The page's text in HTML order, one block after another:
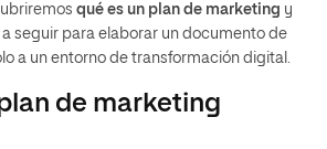
qué es un plan de marketing y
seguir para elaborar un documento de
a un entorno de transformación digital.
de marketing